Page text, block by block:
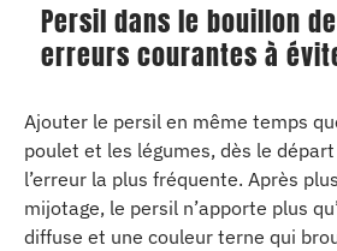
Persil dans le bouillon
erreurs courantes à
Ajouter le persil en même temps
poulet et les légumes, dès le
l’erreur la plus fréquente. Après
mijotage, le persil n’apporte plus
diffuse et une couleur terne qui